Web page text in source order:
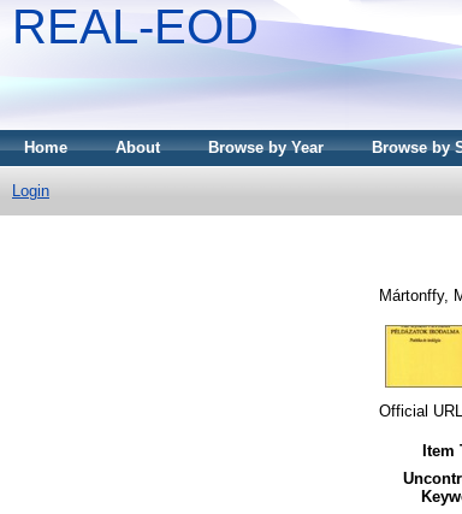
REAL-EOD
Home About Browse by Year Browse by
Login
Mártonffy,
Official
Item